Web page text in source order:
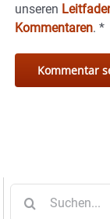
unseren
Kommentaren. *
nach: